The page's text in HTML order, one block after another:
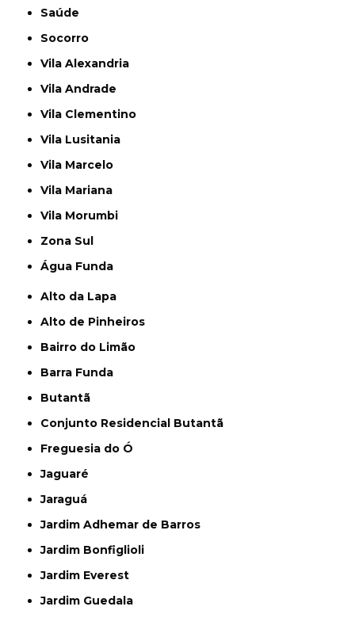
Saúde
Socorro
Vila Alexandria
Vila Andrade
Vila Clementino
Vila Lusitania
Vila Marcelo
Vila Mariana
Vila Morumbi
Zona Sul
Água Funda
Alto da Lapa
Alto de Pinheiros
Bairro do Limão
Barra Funda
Butantã
Conjunto Residencial Butantã
Freguesia do Ó
Jaguaré
Jaraguá
Jardim Adhemar de Barros
Jardim Bonfiglioli
Jardim Everest
Jardim Guedala